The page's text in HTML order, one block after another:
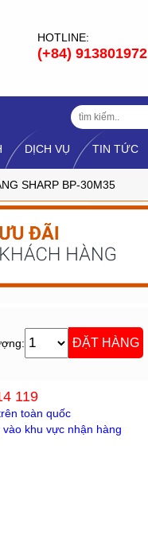
HOTLINE:
(+84) 913801972
DỊCH VỤ TIN TỨC
SHARP BP-30M35
119
toàn quốc
khu vực nhận hàng